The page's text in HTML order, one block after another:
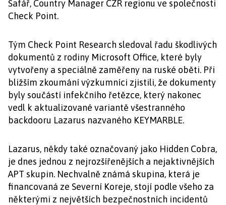
Šafář, Country Manager CZR regionu ve společnosti
Check Point.
Tým Check Point Research sledoval řadu škodlivých
dokumentů z rodiny Microsoft Office, které byly
vytvořeny a speciálně zaměřeny na ruské oběti. Při
bližším zkoumání výzkumníci zjistili, že dokumenty
byly součástí infekčního řetězce, který nakonec
vedl k aktualizované variantě všestranného
backdooru Lazarus nazvaného KEYMARBLE.
Lazarus, někdy také označovaný jako Hidden Cobra,
je dnes jednou z nejrozšířenějších a nejaktivnějších
APT skupin. Nechvalně známá skupina, která je
financovaná ze Severní Koreje, stojí podle všeho za
některými z největších bezpečnostních incidentů